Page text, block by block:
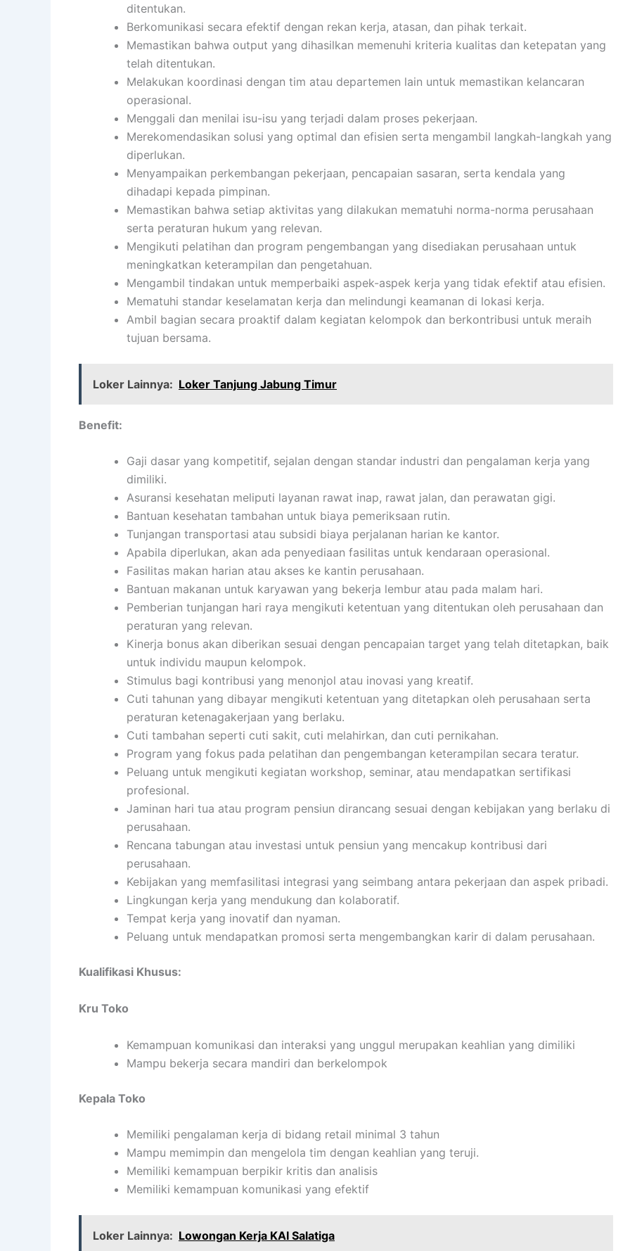
ditentukan.
Berkomunikasi secara efektif dengan rekan kerja, atasan, dan pihak terkait.
Memastikan bahwa output yang dihasilkan memenuhi kriteria kualitas dan ketepatan yang
telah ditentukan.
Melakukan koordinasi dengan tim atau departemen lain untuk memastikan kelancaran
operasional.
Menggali dan menilai isu-isu yang terjadi dalam proses pekerjaan.
Merekomendasikan solusi yang optimal dan efisien serta mengambil langkah-langkah yang
diperlukan.
Menyampaikan perkembangan pekerjaan, pencapaian sasaran, serta kendala yang
dihadapi kepada pimpinan.
Memastikan bahwa setiap aktivitas yang dilakukan mematuhi norma-norma perusahaan
serta peraturan hukum yang relevan.
Mengikuti pelatihan dan program pengembangan yang disediakan perusahaan untuk
meningkatkan keterampilan dan pengetahuan.
Mengambil tindakan untuk memperbaiki aspek-aspek kerja yang tidak efektif atau efisien.
Mematuhi standar keselamatan kerja dan melindungi keamanan di lokasi kerja.
Ambil bagian secara proaktif dalam kegiatan kelompok dan berkontribusi untuk meraih
tujuan bersama.
Loker Lainnya: Loker Tanjung Jabung Timur
Benefit:
Gaji dasar yang kompetitif, sejalan dengan standar industri dan pengalaman kerja yang
dimiliki.
Asuransi kesehatan meliputi layanan rawat inap, rawat jalan, dan perawatan gigi.
Bantuan kesehatan tambahan untuk biaya pemeriksaan rutin.
Tunjangan transportasi atau subsidi biaya perjalanan harian ke kantor.
Apabila diperlukan, akan ada penyediaan fasilitas untuk kendaraan operasional.
Fasilitas makan harian atau akses ke kantin perusahaan.
Bantuan makanan untuk karyawan yang bekerja lembur atau pada malam hari.
Pemberian tunjangan hari raya mengikuti ketentuan yang ditentukan oleh perusahaan dan
peraturan yang relevan.
Kinerja bonus akan diberikan sesuai dengan pencapaian target yang telah ditetapkan, baik
untuk individu maupun kelompok.
Stimulus bagi kontribusi yang menonjol atau inovasi yang kreatif.
Cuti tahunan yang dibayar mengikuti ketentuan yang ditetapkan oleh perusahaan serta
peraturan ketenagakerjaan yang berlaku.
Cuti tambahan seperti cuti sakit, cuti melahirkan, dan cuti pernikahan.
Program yang fokus pada pelatihan dan pengembangan keterampilan secara teratur.
Peluang untuk mengikuti kegiatan workshop, seminar, atau mendapatkan sertifikasi
profesional.
Jaminan hari tua atau program pensiun dirancang sesuai dengan kebijakan yang berlaku di
perusahaan.
Rencana tabungan atau investasi untuk pensiun yang mencakup kontribusi dari
perusahaan.
Kebijakan yang memfasilitasi integrasi yang seimbang antara pekerjaan dan aspek pribadi.
Lingkungan kerja yang mendukung dan kolaboratif.
Tempat kerja yang inovatif dan nyaman.
Peluang untuk mendapatkan promosi serta mengembangkan karir di dalam perusahaan.
Kualifikasi Khusus:
Kru Toko
Kemampuan komunikasi dan interaksi yang unggul merupakan keahlian yang dimiliki
Mampu bekerja secara mandiri dan berkelompok
Kepala Toko
Memiliki pengalaman kerja di bidang retail minimal 3 tahun
Mampu memimpin dan mengelola tim dengan keahlian yang teruji.
Memiliki kemampuan berpikir kritis dan analisis
Memiliki kemampuan komunikasi yang efektif
Loker Lainnya: Lowongan Kerja KAI Salatiga